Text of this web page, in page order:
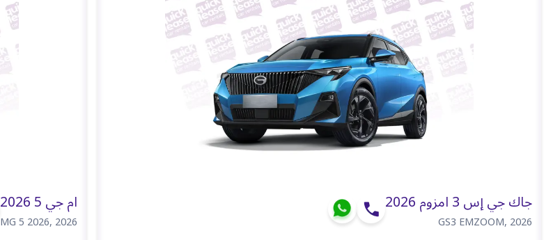
جاك جي إس 3 امزوم 2026
GS3 EMZOOM,2026
ام جي 5 2026
MG 5 2026,2026